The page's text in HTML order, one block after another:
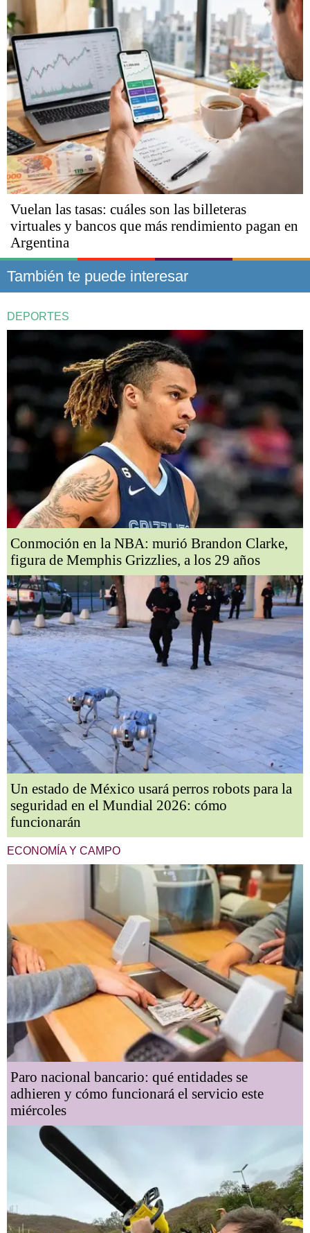
Vuelan las tasas: cuáles son las billeteras
virtuales y bancos que más rendimiento pagan en
Argentina
También te puede interesar
DEPORTES
Conmoción en la NBA: murió Brandon Clarke,
figura de Memphis Grizzlies, a los 29 años
Un estado de México usará perros robots para la
seguridad en el Mundial 2026: cómo
funcionarán
ECONOMÍA Y CAMPO
Paro nacional bancario: qué entidades se
adhieren y cómo funcionará el servicio este
miércoles